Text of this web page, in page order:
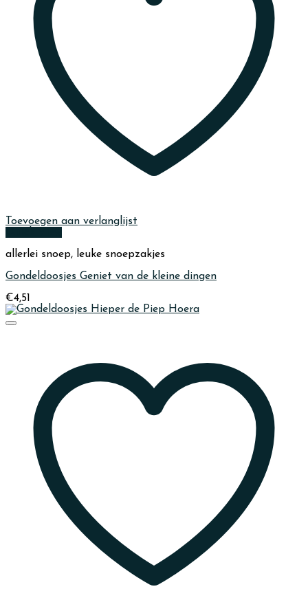
Toevoegen aan verlanglijst
allerlei snoep, leuke snoepzakjes
Gondeldoosjes Geniet van de kleine dingen
€4,51